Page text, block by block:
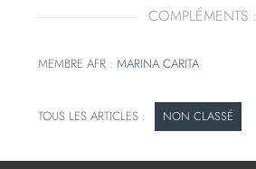
COMPLÉMENTS :
MEMBRE AFR :MARINA CARITA
NON CLASSÉ